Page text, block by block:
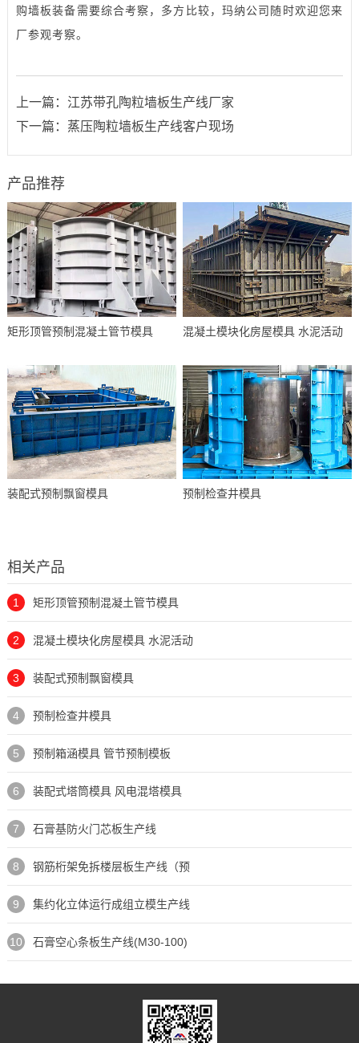
购墙板装备需要综合考察，多方比较，玛纳公司随时欢迎您来
厂参观考察。
上一篇： 江苏带孔陶粒墙板生产线厂家
下一篇： 蒸压陶粒墙板生产线客户现场
产品推荐
矩形顶管预制混凝土管节模具 混凝土模块化房屋模具 水泥活动
装配式预制飘窗模具 预制检查井模具
相关产品
1 矩形顶管预制混凝土管节模具
2 混凝土模块化房屋模具 水泥活动
3 装配式预制飘窗模具
4 预制检查井模具
5 预制箱涵模具 管节预制模板
6 装配式塔筒模具 风电混塔模具
7 石膏基防火门芯板生产线
8 钢筋桁架免拆楼层板生产线（预
9 集约化立体运行成组立模生产线
10 石膏空心条板生产线(M30-100)